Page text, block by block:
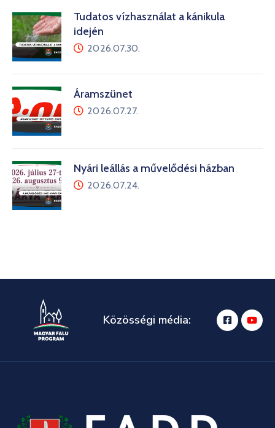
Tudatos vízhasználat a kánikula
idején
2026.07.30.
Áramszünet
2026.07.27.
Nyári leállás a művelődési házban
2026.07.24.
Közösségi média: